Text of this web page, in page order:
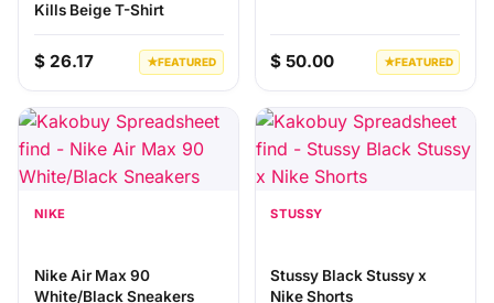
Kills Beige T-Shirt
$ 26.17 ★FEATURED $ 50.00 ★FEATURED
NIKE
Nike Air Max 90
White/Black Sneakers
STUSSY
Stussy Black Stussy x
Nike Shorts